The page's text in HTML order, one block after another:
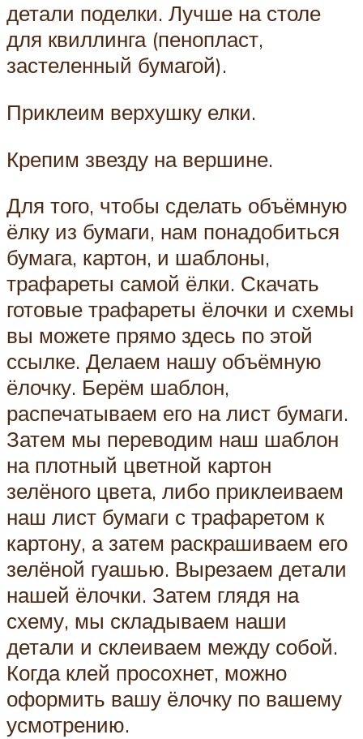
детали поделки. Лучше на столе
для квиллинга (пенопласт,
застеленный бумагой).
Приклеим верхушку елки.
Крепим звезду на вершине.
Для того, чтобы сделать объёмную
ёлку из бумаги, нам понадобиться
бумага, картон, и шаблоны,
трафареты самой ёлки. Скачать
готовые трафареты ёлочки и схемы
вы можете прямо здесь по этой
ссылке. Делаем нашу объёмную
ёлочку. Берём шаблон,
распечатываем его на лист бумаги.
Затем мы переводим наш шаблон
на плотный цветной картон
зелёного цвета, либо приклеиваем
наш лист бумаги с трафаретом к
картону, а затем раскрашиваем его
зелёной гуашью. Вырезаем детали
нашей ёлочки. Затем глядя на
схему, мы складываем наши
детали и склеиваем между собой.
Когда клей просохнет, можно
оформить вашу ёлочку по вашему
усмотрению.